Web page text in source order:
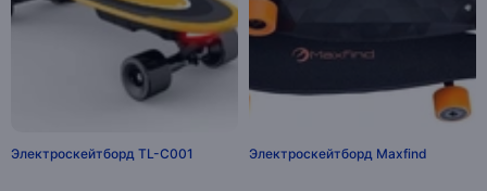
Электроскейтборд TL-C001 Электроскейтборд Maxfind